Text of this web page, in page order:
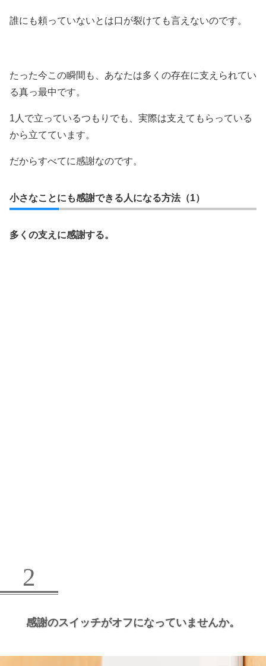
誰にも頼っていないとは口が裂けても言えないのです。
たった今この瞬間も、あなたは多くの存在に支えられてい
る真っ最中です。
1人で立っているつもりでも、実際は支えてもらっている
から立てています。
だからすべてに感謝なのです。
小さなことにも感謝できる人になる方法（1）
多くの支えに感謝する。
2
感謝のスイッチがオフになっていませんか。